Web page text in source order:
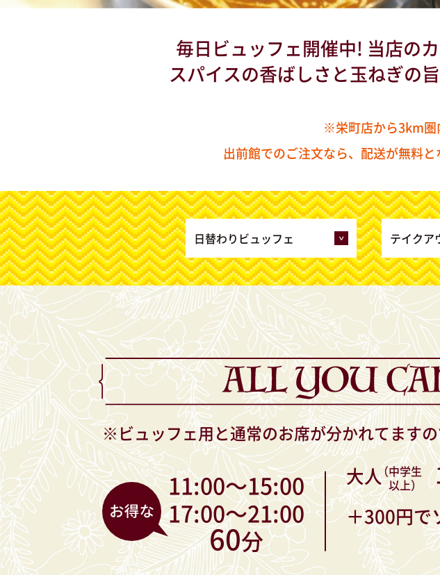
毎日ビュッフェ開催中! 当店の
スパイスの香ばしさと玉ねぎの
※栄町店から3km圏
出前館でのご注文なら、配送が無料
日替わりビュッフェ テイクア
※ビュッフェ用と通常のお席が分かれてます
11:00〜15:00
17:00〜21:00
60分
大人（中学生
以上）
＋300円で